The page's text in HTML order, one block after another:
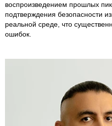
воспроизведением прошлых
подтверждения безопасности
реальной среде, что
ошибок.